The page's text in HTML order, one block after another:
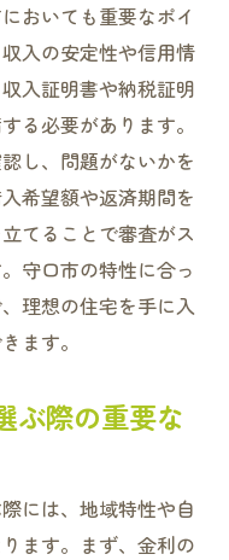
選択のポイント
生かす
ン選びのミス
ンの選び方
る有用な情報
用者の反省点
おいても重要なポイ
入の安定性や信用情
入証明書や納税証明
る必要があります。
し、問題がないかを
希望額や返済期間を
てることで審査がス
守口市の特性に合っ
理想の住宅を手に入
ます。
ぶ際の重要な
には、地域特性や自
ます。まず、金利の